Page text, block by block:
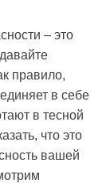
– это
правило,
в себе
в тесной
что это
вашей